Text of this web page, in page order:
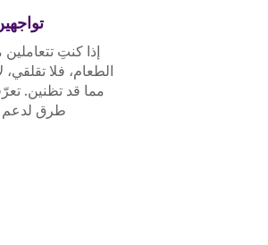
إذا كنتِ
الطعام، فلا
مما قد تظنين.
طرق لدعم